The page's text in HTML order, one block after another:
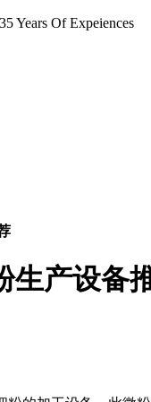
Years Of Expeiences
生产设备